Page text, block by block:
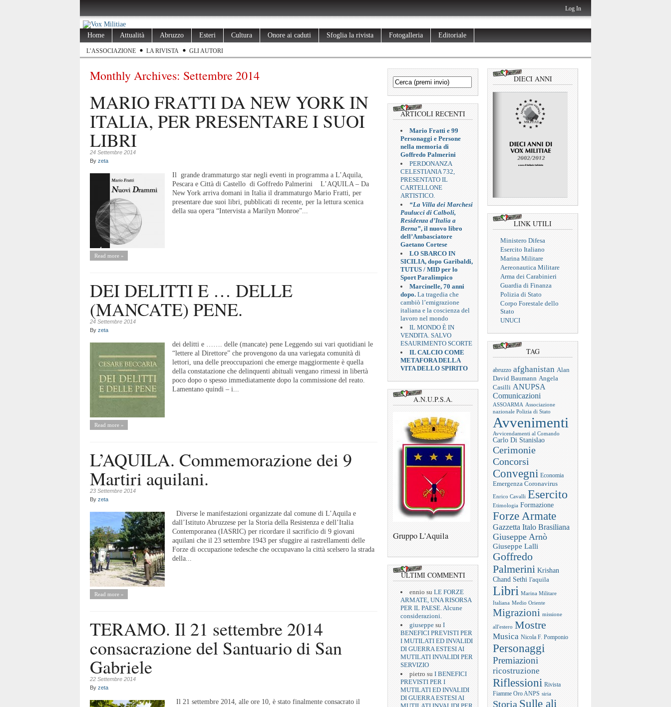
Log In
Home Attualità Abruzzo Esteri Cultura Onore ai caduti Sfoglia la rivista Fotogalleria Editoriale
L’ASSOCIAZIONE LA RIVISTA GLI AUTORI
Monthly Archives: Settembre 2014
MARIO FRATTI DA NEW YORK IN
ITALIA, PER PRESENTARE I SUOI
LIBRI
24 Settembre 2014
By zeta
Il grande drammaturgo star negli eventi in programma a L’Aquila,
Pescara e Città di Castello di Goffredo Palmerini L’AQUILA – Da
New York arriva domani in Italia il drammaturgo Mario Fratti, per
presentare due suoi libri, pubblicati di recente, per la lettura scenica
della sua opera “Intervista a Marilyn Monroe”...
Read more »
DEI DELITTI E … DELLE
(MANCATE) PENE.
24 Settembre 2014
By zeta
dei delitti e ……. delle (mancate) pene Leggendo sui vari quotidiani le
“lettere al Direttore” che provengono da una variegata comunità di
lettori, una delle preoccupazioni che emerge maggiormente è quella
della constatazione che delinquenti abituali vengano rimessi in libertà
poco dopo o spesso immediatamente dopo la commissione del reato.
Lamentano quindi – i...
Read more »
L’AQUILA. Commemorazione dei 9
Martiri aquilani.
23 Settembre 2014
By zeta
Diverse le manifestazioni organizzate dal comune di L’Aquila e
dall’Istituto Abruzzese per la Storia della Resistenza e dell’Italia
Contemporanea (IASRIC) per ricordare il sacrificio di 9 giovani
aquilani che il 23 settembre 1943 per sfuggire ai rastrellamenti delle
Forze di occupazione tedesche che occupavano la città scelsero la strada
della...
Read more »
TERAMO. Il 21 settembre 2014
consacrazione del Santuario di San
Gabriele
22 Settembre 2014
By zeta
Il 21 settembre 2014, alle ore 10, è stato finalmente consacrato il
ARTICOLI RECENTI
Mario Fratti e 99
Personaggi e Persone
nella memoria di
Goffredo Palmerini
PERDONANZA
CELESTIANIA 732,
PRESENTATO IL
CARTELLONE
ARTISTICO.
“La Villa dei Marchesi
Paulucci di Calboli,
Residenza d’Italia a
Berna”, il nuovo libro
dell’Ambasciatore
Gaetano Cortese
LO SBARCO IN
SICILIA, dopo Garibaldi,
TUTUS / MID per lo
Sport Paralimpico
Marcinelle, 70 anni
dopo. La tragedia che
cambiò l’emigrazione
italiana e la coscienza del
lavoro nel mondo
IL MONDO È IN
VENDITA. SALVO
ESAURIMENTO SCORTE
IL CALCIO COME
METAFORA DELLA
VITA DELLO SPIRITO
A.N.U.P.S.A.
Gruppo L'Aquila
ULTIMI COMMENTI
ennio su LE FORZE
ARMATE, UNA RISORSA
PER IL PAESE. Alcune
considerazioni.
giuseppe su I
BENEFICI PREVISTI PER
I MUTILATI ED INVALIDI
DI GUERRA ESTESI AI
MUTILATI INVALIDI PER
SERVIZIO
pietro su I BENEFICI
PREVISTI PER I
MUTILATI ED INVALIDI
DI GUERRA ESTESI AI
DIECI ANNI
LINK UTILI
Ministero Difesa
Esercito Italiano
Marina Militare
Aereonautica Militare
Arma dei Carabinieri
Guardia di Finanza
Polizia di Stato
Corpo Forestale dello
Stato
UNUCI
TAG
abruzzo afghanistan Alan
David Baumann Angela
Casilli ANUPSA
Comunicazioni
ASSOARMA Associazione
nazionale Polizia di Stato
Avvenimenti
Avvicendamenti al Comando
Carlo Di Stanislao
Cerimonie
Concorsi
Convegni Economia
Emergenza Coronavirus
Enrico Cavalli Esercito
Etimologia Formazione
Forze Armate
Gazzetta Italo Brasiliana
Giuseppe Arnò
Giuseppe Lalli
Goffredo
Palmerini Krishan
Chand Sethi l'aquila
Libri Marina Militare
Italiana Medio Oriente
Migrazioni missione
all'estero Mostre
Musica Nicola F. Pomponio
Personaggi
Premiazioni
ricostruzione
Riflessioni Rivista
Fiamme Oro ANPS siria
Storia Sulle ali